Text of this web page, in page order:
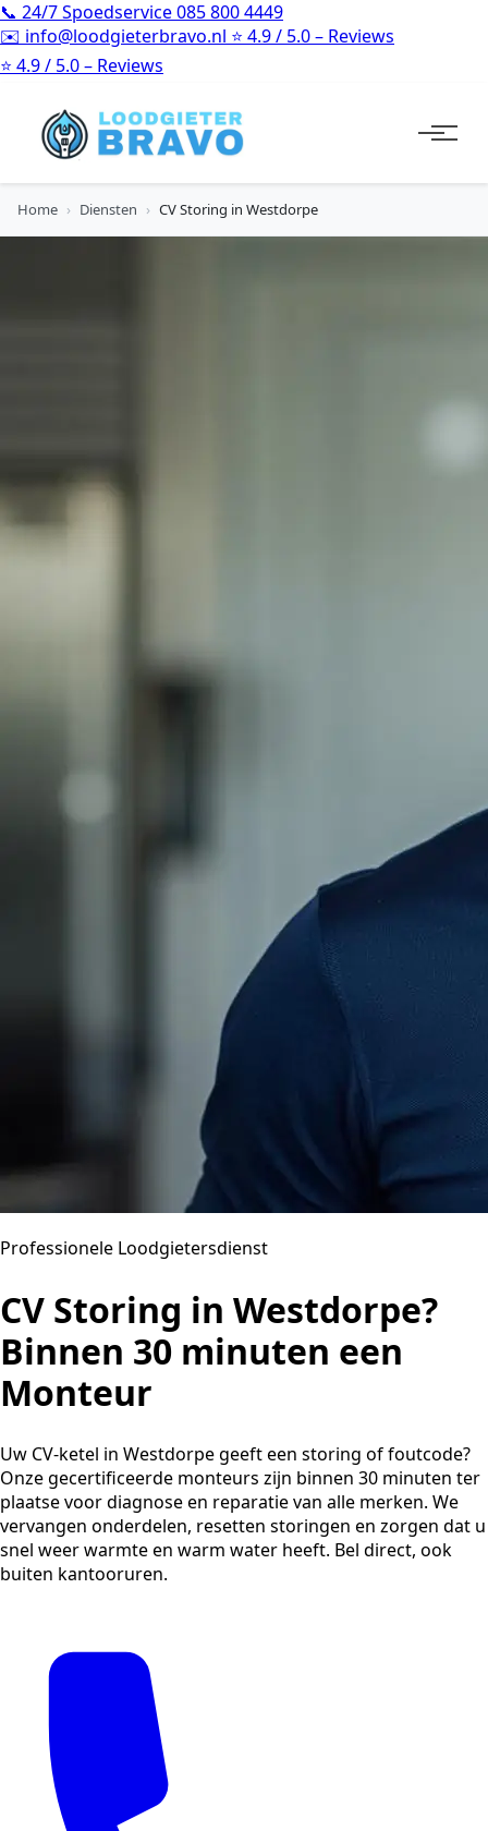
📞 24/7 Spoedservice085 800 4449
✉️ info@loodgieterbravo.nl ⭐ 4.9 / 5.0 – Reviews
✉️info@loodgieterbravo.nl
Home › Diensten › CV Storing in Westdorpe
Professionele Loodgietersdienst
CV Storing in Westdorpe?
Binnen 30 minuten een
Monteur
Uw CV-ketel in Westdorpe geeft een storing of foutcode?
Onze gecertificeerde monteurs zijn binnen 30 minuten ter
plaatse voor diagnose en reparatie van alle merken. We
vervangen onderdelen, resetten storingen en zorgen dat u
snel weer warmte en warm water heeft. Bel direct, ook
buiten kantooruren.